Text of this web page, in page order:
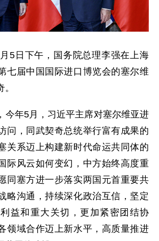
5日下午，国务院总理李强在上海
七届中国国际进口博览会的塞尔维
今年5月，习近平主席对塞尔维亚进
问，同武契奇总统举行富有成果的
关系迈上构建新时代命运共同体的
际风云如何变幻，中方始终高度重
同塞方进一步落实两国元首重要共
略沟通，持续深化政治互信，坚定
益和重大关切，更加紧密团结协
领域合作迈上新水平，高质量推进